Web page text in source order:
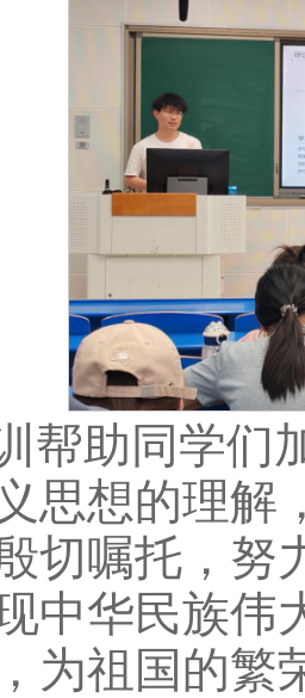
帮助同学们
思想的理解
切嘱托，努
中华民族伟
为祖国的繁